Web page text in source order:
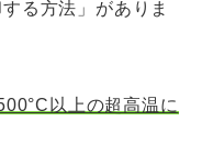
る方法」がありま
以上の超高温に